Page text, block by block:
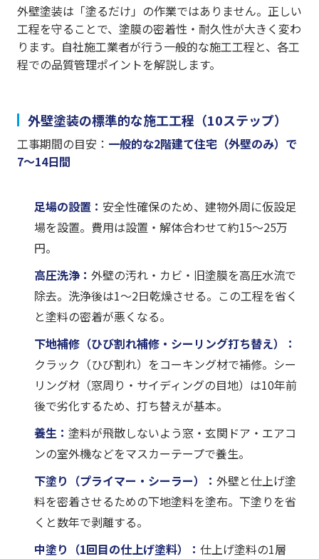
外壁塗装は「塗るだけ」の作業ではありません。正しい
工程を守ることで、塗膜の密着性・耐久性が大きく変わ
ります。自社施工業者が行う一般的な施工工程と、各工
程での品質管理ポイントを解説します。
外壁塗装の標準的な施工工程（10ステップ）
工事期間の目安： 一般的な2階建て住宅（外壁のみ）で
7〜14日間
足場の設置： 安全性確保のため、建物外周に仮設足
場を設置。費用は設置・解体合わせて約15〜25万
円。
高圧洗浄： 外壁の汚れ・カビ・旧塗膜を高圧水流で
除去。洗浄後は1〜2日乾燥させる。この工程を省く
と塗料の密着が悪くなる。
下地補修（ひび割れ補修・シーリング打ち替え）：
クラック（ひび割れ）をコーキング材で補修。シー
リング材（窓周り・サイディングの目地）は10年前
後で劣化するため、打ち替えが基本。
養生： 塗料が飛散しないよう窓・玄関ドア・エアコ
ンの室外機などをマスカーテープで養生。
下塗り（プライマー・シーラー）： 外壁と仕上げ塗
料を密着させるための下地塗料を塗布。下塗りを省
くと数年で剥離する。
中塗り（1回目の仕上げ塗料）： 仕上げ塗料の1層